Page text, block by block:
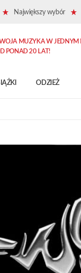
Największy wybór
ODZIEŻ
MUZYKA W JEDNYM
PONAD 20 LAT!